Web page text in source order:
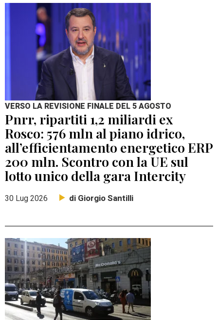
VERSO LA REVISIONE FINALE DEL 5 AGOSTO
Pnrr, ripartiti 1,2 miliardi ex
Rosco: 576 mln al piano idrico,
all’efficientamento energetico ERP
200 mln. Scontro con la UE sul
lotto unico della gara Intercity
30 Lug 2026 di Giorgio Santilli